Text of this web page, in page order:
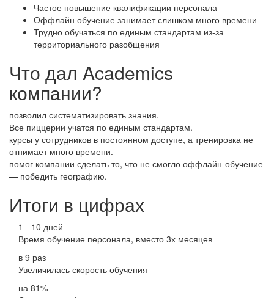
Частое повышение квалификации персонала
Оффлайн обучение занимает слишком много времени
Трудно обучаться по единым стандартам из-за
территориального разобщения
Что дал Academics
компании?
позволил систематизировать знания.
Все пиццерии учатся по единым стандартам.
курсы у сотрудников в постоянном доступе, а тренировка не
отнимает много времени.
помог компании сделать то, что не смогло оффлайн-обучение
— победить географию.
Итоги в цифрах
1 - 10 дней
Время обучение персонала, вместо 3х месяцев
в 9 раз
Увеличилась скорость обучения
на 81%